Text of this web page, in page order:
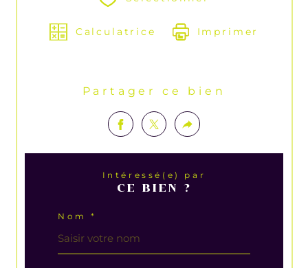
Calculatrice Imprimer
Partager ce bien
Intéressé(e) par
CE BIEN ?
Nom *